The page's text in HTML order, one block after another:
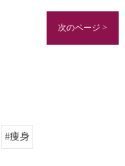
次のページ >
#痩身